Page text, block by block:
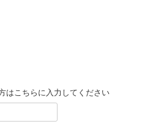
はこちらに入力してください